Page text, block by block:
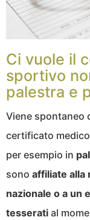
Ci vuole il
sportivo
palestra e
Viene spontaneo
certificato
per esempio in
sono affiliate alla
nazionale o a un
tesserati al